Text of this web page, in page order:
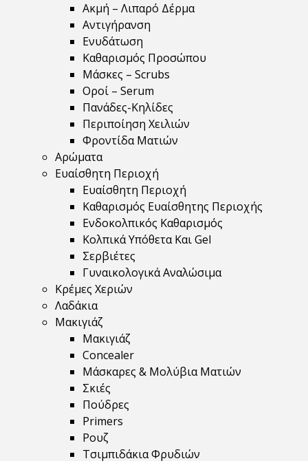
Ακμή – Λιπαρό Δέρμα
Αντιγήρανση
Ενυδάτωση
Καθαρισμός Προσώπου
Μάσκες – Scrubs
Οροί – Serum
Πανάδες-Κηλίδες
Περιποίηση Χειλιών
Φροντίδα Ματιών
Αρώματα
Ευαίσθητη Περιοχή
Ευαίσθητη Περιοχή
Καθαρισμός Ευαίσθητης Περιοχής
Ενδοκολπικός Καθαρισμός
Κολπικά Υπόθετα Και Gel
Σερβιέτες
Γυναικολογικά Αναλώσιμα
Κρέμες Χεριών
Λαδάκια
Μακιγιάζ
Μακιγιάζ
Concealer
Μάσκαρες & Μολύβια Ματιών
Σκιές
Πούδρες
Primers
Ρουζ
Τσιμπιδάκια Φρυδιών